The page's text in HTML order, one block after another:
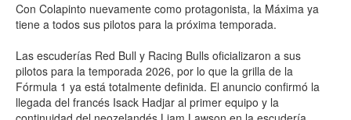
Con Colapinto nuevamente como protagonista, la Máxima ya
tiene a todos sus pilotos para la próxima temporada.
Las escuderías Red Bull y Racing Bulls oficializaron a sus
pilotos para la temporada 2026, por lo que la grilla de la
Fórmula 1 ya está totalmente definida. El anuncio confirmó la
llegada del francés Isack Hadjar al primer equipo y la